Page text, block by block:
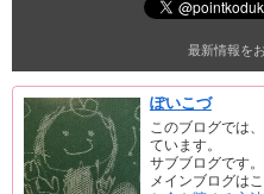
最新情報を
ぽいこづ
このブログでは
ています。
サブブログです。
メインブログは